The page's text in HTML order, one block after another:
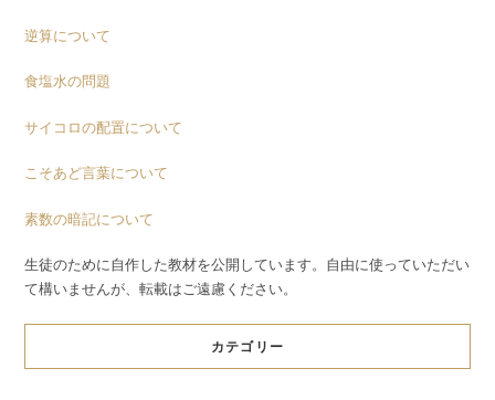
逆算について
食塩水の問題
サイコロの配置について
こそあど言葉について
素数の暗記について
生徒のために自作した教材を公開しています。自由に使っていただい
て構いませんが、転載はご遠慮ください。
カテゴリー